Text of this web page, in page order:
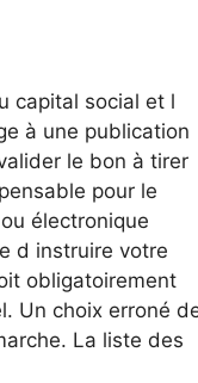
capital social et l
à une publication
le bon à tirer
pour le
électronique
d instruire votre
obligatoirement
Un choix erroné
La liste des